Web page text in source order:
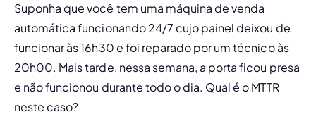
Suponha que você tem uma máquina de venda
automática funcionando 24/7 cujo painel deixou de
funcionar às 16h30 e foi reparado por um técnico às
20h00. Mais tarde, nessa semana, a porta ficou presa
e não funcionou durante todo o dia. Qual é o MTTR
neste caso?